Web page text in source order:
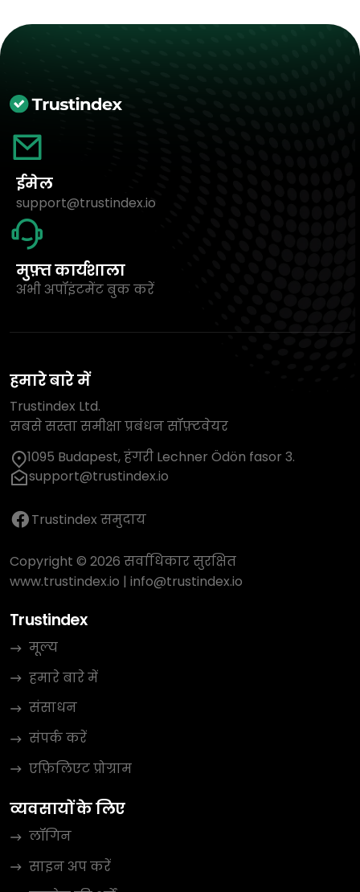
ईमेल
support@trustindex.io
मुफ़्त कार्यशाला
अभी अपॉइंटमेंट बुक करें
हमारे बारे में
Trustindex Ltd.
सबसे सस्ता समीक्षा प्रबंधन सॉफ़्टवेयर
1095 Budapest, हंगरी Lechner Ödön fasor 3.
support@trustindex.io
Trustindex समुदाय
Copyright © 2026 सर्वाधिकार सुरक्षित
www.trustindex.io | info@trustindex.io
Trustindex
मूल्य
हमारे बारे में
संसाधन
संपर्क करें
एफ़िलिएट प्रोग्राम
व्यवसायों के लिए
लॉगिन
साइन अप करें